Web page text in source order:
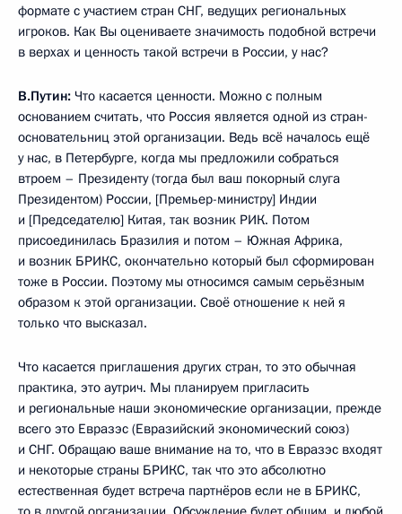
формате с участием стран СНГ, ведущих региональных
игроков. Как Вы оцениваете значимость подобной встречи
в верхах и ценность такой встречи в России, у нас?
В.Путин: Что касается ценности. Можно с полным
основанием считать, что Россия является одной из стран-
основательниц этой организации. Ведь всё началось ещё
у нас, в Петербурге, когда мы предложили собраться
втроем – Президенту (тогда был ваш покорный слуга
Президентом) России, [Премьер-министру] Индии
и [Председателю] Китая, так возник РИК. Потом
присоединилась Бразилия и потом – Южная Африка,
и возник БРИКС, окончательно который был сформирован
тоже в России. Поэтому мы относимся самым серьёзным
образом к этой организации. Своё отношение к ней я
только что высказал.
Что касается приглашения других стран, то это обычная
практика, это аутрич. Мы планируем пригласить
и региональные наши экономические организации, прежде
всего это Евразэс (Евразийский экономический союз)
и СНГ. Обращаю ваше внимание на то, что в Евразэс входят
и некоторые страны БРИКС, так что это абсолютно
естественная будет встреча партнёров если не в БРИКС,